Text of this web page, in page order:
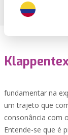
fundamentar na
um trajeto que
consonância com
Entende-se que é